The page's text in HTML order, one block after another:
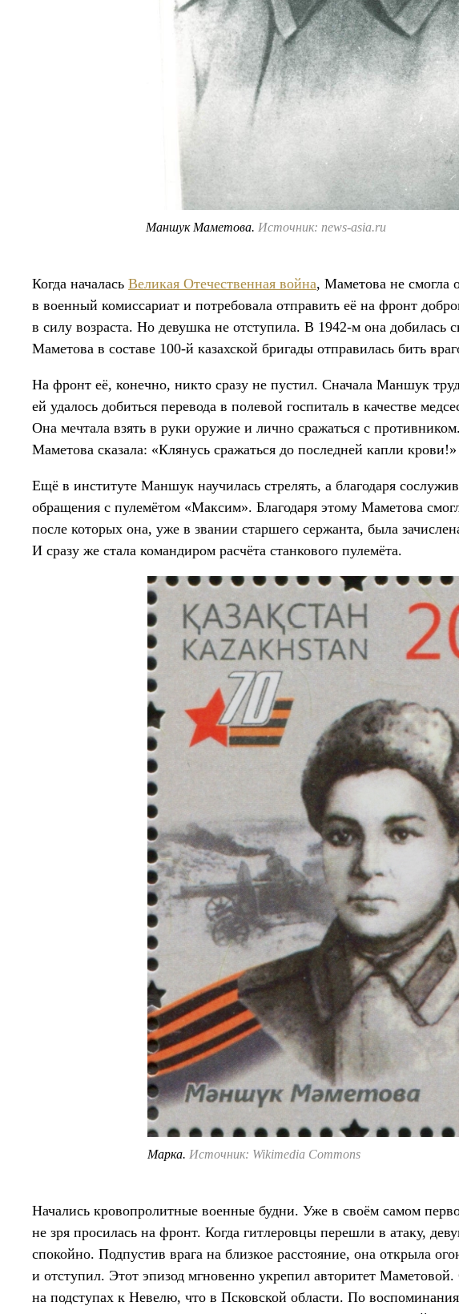
Маншук Маметова. Источник: news-asia.ru
Когда началась Великая Отечественная война, Маметова не смогла
в военный комиссариат и потребовала отправить её на фронт
в силу возраста. Но девушка не отступила. В 1942-м она добилась
Маметова в составе 100-й казахской бригады отправилась бить
На фронт её, конечно, никто сразу не пустил. Сначала Маншук
ей удалось добиться перевода в полевой госпиталь в качестве
Она мечтала взять в руки оружие и лично сражаться с
Маметова сказала: «Клянусь сражаться до последней капли крови!»
Ещё в институте Маншук научилась стрелять, а благодаря
обращения с пулемётом «Максим». Благодаря этому Маметова
после которых она, уже в звании старшего сержанта, была
И сразу же стала командиром расчёта станкового пулемёта.
Марка. Источник: Wikimedia Commons
Начались кровопролитные военные будни. Уже в своём самом
не зря просилась на фронт. Когда гитлеровцы перешли в атаку,
спокойно. Подпустив врага на близкое расстояние, она открыла
и отступил. Этот эпизод мгновенно укрепил авторитет
на подступах к Невелю, что в Псковской области. По